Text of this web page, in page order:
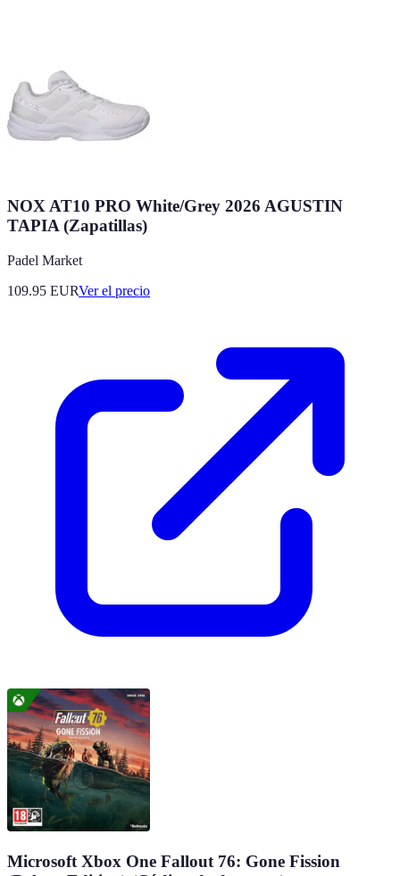
NOX AT10 PRO White/Grey 2026 AGUSTIN
TAPIA (Zapatillas)
Padel Market
109.95 EURVer el precio
Microsoft Xbox One Fallout 76: Gone Fission